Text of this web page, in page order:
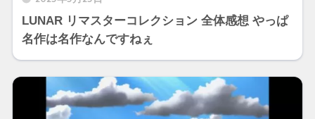
LUNAR リマスターコレクション 全体感想 やっぱ
名作は名作なんですねぇ